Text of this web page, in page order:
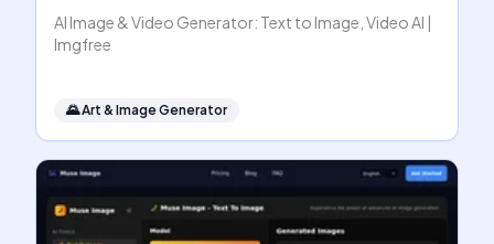
AI Image & Video Generator: Text to Image, Video AI |
Imgfree
🌄Art & Image Generator